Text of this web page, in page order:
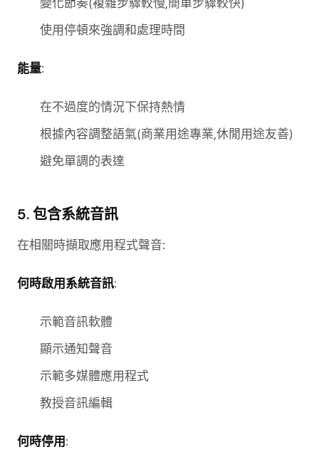
變化節奏(複雜步驟較慢,簡單步驟較快)
使用停頓來強調和處理時間
能量:
在不過度的情況下保持熱情
根據內容調整語氣(商業用途專業,休閒用途友善)
避免單調的表達
5. 包含系統音訊
在相關時擷取應用程式聲音:
何時啟用系統音訊:
示範音訊軟體
顯示通知聲音
示範多媒體應用程式
教授音訊編輯
何時停用 :